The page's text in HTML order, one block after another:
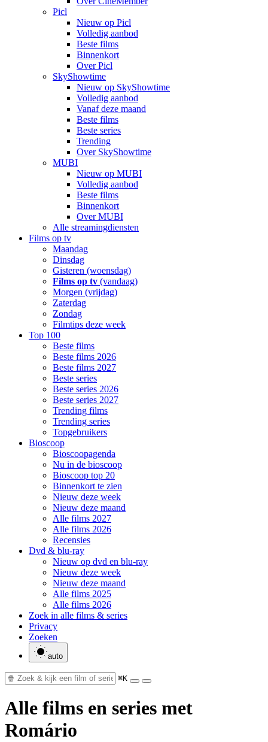
Picl
Nieuw op Picl
Volledig aanbod
Beste films
Binnenkort
Over Picl
SkyShowtime
Nieuw op SkyShowtime
Volledig aanbod
Vanaf deze maand
Beste films
Beste series
Trending
Over SkyShowtime
MUBI
Nieuw op MUBI
Volledig aanbod
Beste films
Binnenkort
Over MUBI
Alle streamingdiensten
Films op tv
Maandag
Dinsdag
Gisteren (woensdag)
Films op tv (vandaag)
Morgen (vrijdag)
Zaterdag
Zondag
Filmtips deze week
Top 100
Beste films
Beste films 2026
Beste films 2027
Beste series
Beste series 2026
Beste series 2027
Trending films
Trending series
Topgebruikers
Bioscoop
Bioscoopagenda
Nu in de bioscoop
Bioscoop top 20
Binnenkort te zien
Nieuw deze week
Nieuw deze maand
Alle films 2027
Alle films 2026
Recensies
Dvd & blu-ray
Nieuw op dvd en blu-ray
Nieuw deze week
Nieuw deze maand
Alle films 2025
Alle films 2026
Zoek in alle films & series
Privacy
Zoeken
auto
⌘K
Alle films en series met
Romário